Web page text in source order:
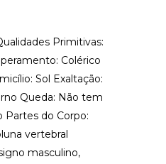
Primitivas:
Colérico
Sol Exaltação:
Queda: Não tem
Partes do Corpo:
vertebral
masculino,